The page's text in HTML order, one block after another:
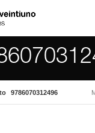
9786070312496